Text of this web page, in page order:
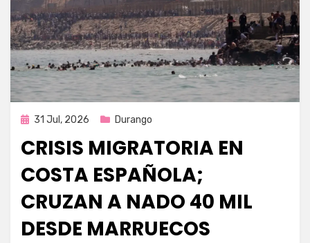
Publicada
31 Jul, 2026 Durango
CRISIS MIGRATORIA EN
COSTA ESPAÑOLA;
CRUZAN A NADO 40 MIL
DESDE MARRUECOS